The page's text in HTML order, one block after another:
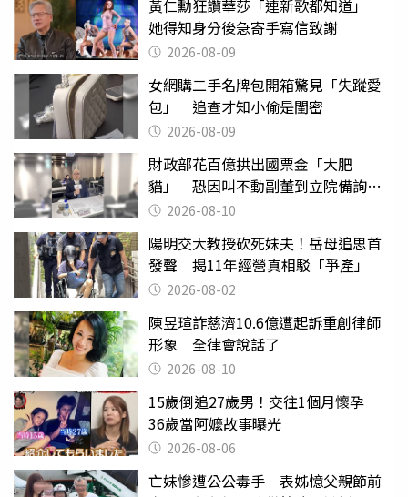
黃仁勳狂讚華莎「連新歌都知道」
她得知身分後急寄手寫信致謝
2026-08-09
女網購二手名牌包開箱驚見「失蹤愛
包」 追查才知小偷是閨密
2026-08-09
財政部花百億拱出國票金「大肥
貓」 恐因叫不動副董到立院備詢惹
議 2026-08-10
陽明交大教授砍死妹夫！岳母追思首
發聲 揭11年經營真相駁「爭產」
2026-08-02
陳昱瑄詐慈濟10.6億遭起訴重創律師
形象 全律會說話了
2026-08-10
15歲倒追27歲男！交往1個月懷孕
36歲當阿嬤故事曝光
2026-08-06
亡妹慘遭公公毒手 表姊憶父親節前